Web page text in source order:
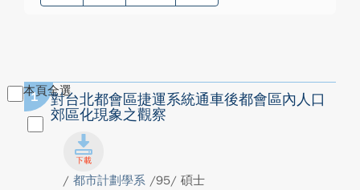
本頁全選
1
對台北都會區捷運系統通車後都會區內人口
郊區化現象之觀察
/ 都市計劃學系 /95/ 碩士